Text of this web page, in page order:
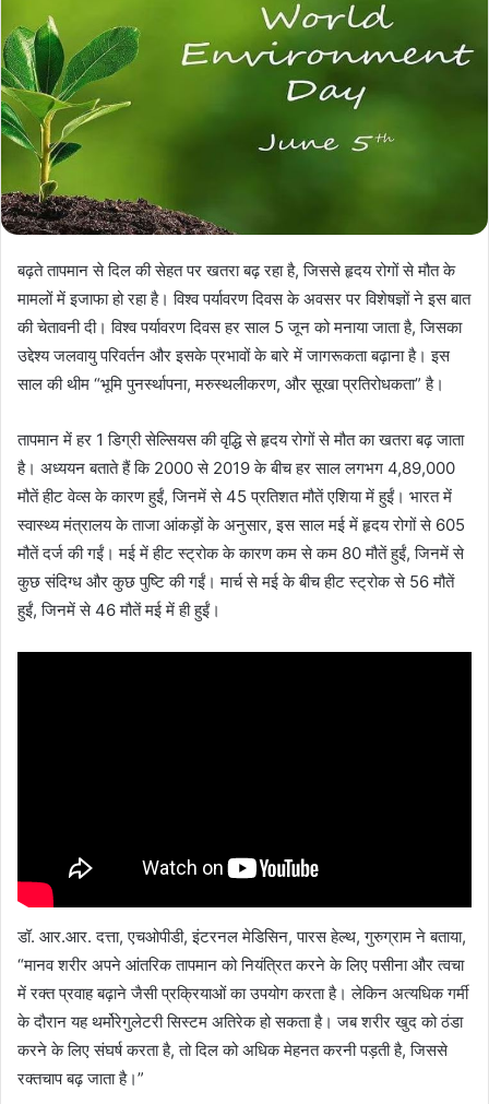
बढ़ते तापमान से दिल की सेहत पर खतरा बढ़ रहा है, जिससे हृदय रोगों से मौत के
मामलों में इजाफा हो रहा है। विश्व पर्यावरण दिवस के अवसर पर विशेषज्ञों ने इस बात
की चेतावनी दी। विश्व पर्यावरण दिवस हर साल 5 जून को मनाया जाता है, जिसका
उद्देश्य जलवायु परिवर्तन और इसके प्रभावों के बारे में जागरूकता बढ़ाना है। इस
साल की थीम “भूमि पुनर्स्थापना, मरुस्थलीकरण, और सूखा प्रतिरोधकता” है।
तापमान में हर 1 डिग्री सेल्सियस की वृद्धि से हृदय रोगों से मौत का खतरा बढ़ जाता
है। अध्ययन बताते हैं कि 2000 से 2019 के बीच हर साल लगभग 4,89,000
मौतें हीट वेव्स के कारण हुईं, जिनमें से 45 प्रतिशत मौतें एशिया में हुईं। भारत में
स्वास्थ्य मंत्रालय के ताजा आंकड़ों के अनुसार, इस साल मई में हृदय रोगों से 605
मौतें दर्ज की गईं। मई में हीट स्ट्रोक के कारण कम से कम 80 मौतें हुईं, जिनमें से
कुछ संदिग्ध और कुछ पुष्टि की गईं। मार्च से मई के बीच हीट स्ट्रोक से 56 मौतें
हुईं, जिनमें से 46 मौतें मई में ही हुईं।
डॉ. आर.आर. दत्ता, एचओपीडी, इंटरनल मेडिसिन, पारस हेल्थ, गुरुग्राम ने बताया,
“मानव शरीर अपने आंतरिक तापमान को नियंत्रित करने के लिए पसीना और त्वचा
में रक्त प्रवाह बढ़ाने जैसी प्रक्रियाओं का उपयोग करता है। लेकिन अत्यधिक गर्मी
के दौरान यह थर्मोरेगुलेटरी सिस्टम अतिरेक हो सकता है। जब शरीर खुद को ठंडा
करने के लिए संघर्ष करता है, तो दिल को अधिक मेहनत करनी पड़ती है, जिससे
रक्तचाप बढ़ जाता है।”